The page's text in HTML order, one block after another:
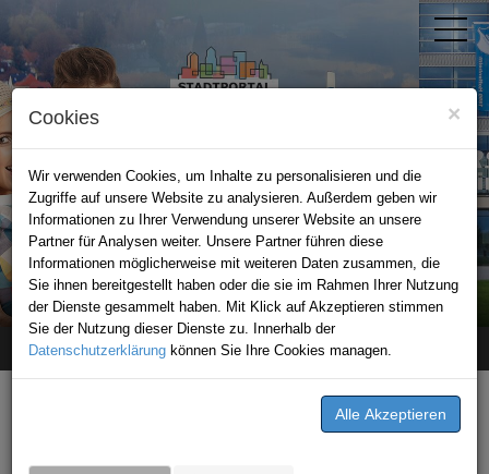
×
Cookies
Wir verwenden Cookies, um Inhalte zu personalisieren und die
Zugriffe auf unsere Website zu analysieren. Außerdem geben wir
Informationen zu Ihrer Verwendung unserer Website an unsere
Partner für Analysen weiter. Unsere Partner führen diese
Informationen möglicherweise mit weiteren Daten zusammen, die
Sie ihnen bereitgestellt haben oder die sie im Rahmen Ihrer Nutzung
der Dienste gesammelt haben. Mit Klick auf Akzeptieren stimmen
Sie der Nutzung dieser Dienste zu. Innerhalb der
Datenschutzerklärung können Sie Ihre Cookies managen.
STADTPORTAL SINSHEIM
Home Premium-Partner Schloss Massenbach